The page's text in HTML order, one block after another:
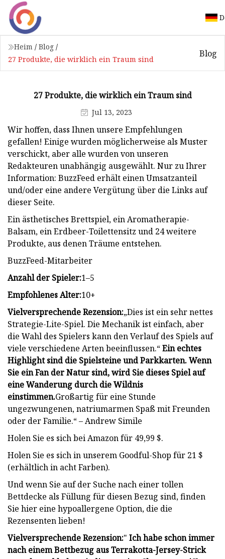
Heim / Blog /
27 Produkte, die wirklich ein Traum sind
Blog
27 Produkte, die wirklich ein Traum sind
Jul 13, 2023
Wir hoffen, dass Ihnen unsere Empfehlungen
gefallen! Einige wurden möglicherweise als Muster
verschickt, aber alle wurden von unseren
Redakteuren unabhängig ausgewählt. Nur zu Ihrer
Information: BuzzFeed erhält einen Umsatzanteil
und/oder eine andere Vergütung über die Links auf
dieser Seite.
Ein ästhetisches Brettspiel, ein Aromatherapie-
Balsam, ein Erdbeer-Toilettensitz und 24 weitere
Produkte, aus denen Träume entstehen.
BuzzFeed-Mitarbeiter
Anzahl der Spieler:1–5
Empfohlenes Alter:10+
Vielversprechende Rezension:„Dies ist ein sehr nettes
Strategie-Lite-Spiel. Die Mechanik ist einfach, aber
die Wahl des Spielers kann den Verlauf des Spiels auf
viele verschiedene Arten beeinflussen.“Ein echtes
Highlight sind die Spielsteine ​​und Parkkarten. Wenn
Sie ein Fan der Natur sind, wird Sie dieses Spiel auf
eine Wanderung durch die Wildnis
einstimmen.Großartig für eine Stunde
ungezwungenen, natriumarmen Spaß mit Freunden
oder der Familie.“ – Andrew Simile
Holen Sie es sich bei Amazon für 49,99 $.
Holen Sie es sich in unserem Goodful-Shop für 21 $
(erhältlich in acht Farben).
Und wenn Sie auf der Suche nach einer tollen
Bettdecke als Füllung für diesen Bezug sind, finden
Sie hier eine hypoallergene Option, die die
Rezensenten lieben!
Vielversprechende Rezension:" Ich habe schon immer
nach einem Bettbezug aus Terrakotta-Jersey-Strick